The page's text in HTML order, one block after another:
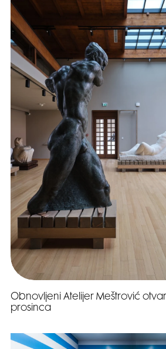
Obnovljeni Atelijer Meštrović
prosinca